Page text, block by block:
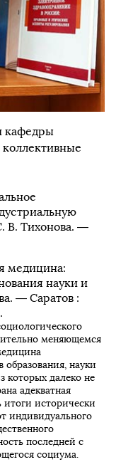
кафедры
В. Тихонова. —
медицина:
науки и
— Саратов :
меняющемся
образования, науки
которых далеко не
адекватная
исторически
индивидуального
последней с
социума.